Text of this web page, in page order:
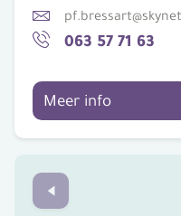
063 57 71 63
Meer info
Prev